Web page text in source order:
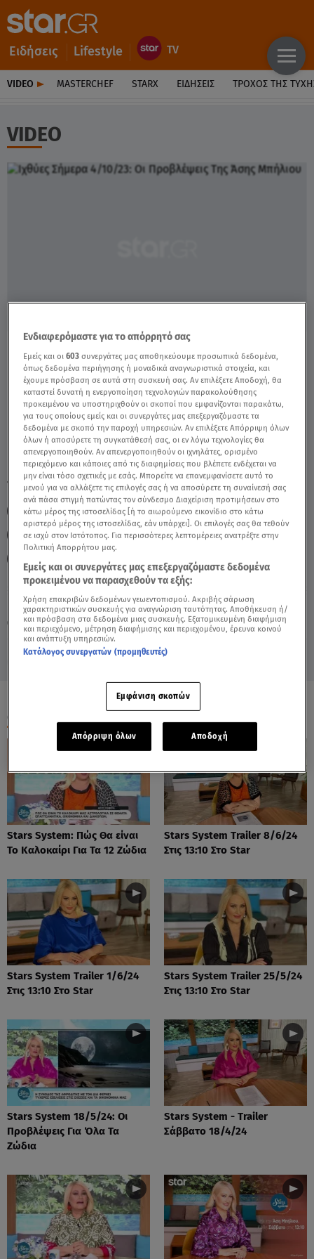
Ειδήσεις Lifestyle
VIDEO MASTERCHEF STARX ΕΙΔΉΣΕΙΣ ΤΡΟΧΌΣ ΤΗΣ
VIDEO
Παρασκευή 7 Αυγούστου 2026
04.10.23, 12:32 ΖΩΔΙΑ
Ιχθύες Σήμερα 4/10/23: Οι Προβλέψεις Της
Άσης Μπήλιου - Video
TAGS: ΙΧΘΥΣ ΙΧΘΥΕΣ ΖΩΔΙΑ ΖΩΔΙΑ ΣΗΜΕΡΑ
ΖΩΔΙΑ ΑΣΗ ΜΠΗΛΙΟΥ
ΑΣΗ ΜΠΗΛΙΟΥ
ΑΣΤΡΟΛΟΓΙΚΕΣ ΠΡΟΒΛΕΨΕΙΣ
ΗΜΕΡΗΣΙΕΣ ΠΡΟΒΛΕΨΕΙΣ
BREAKFAST@STAR
ΟΛΑ ΤΑ ΒΙΝΤΕΟ
Stars System: Πώς Θα είναι
Το Καλοκαίρι Για Τα 12 Ζώδια
Stars System Trailer 8/6/24
Στις 13:10 Στο Star
Stars System Trailer 1/6/24
Στις 13:10 Στο Star
Stars System Trailer 25/5/24
Στις 13:10 Στο Star
Stars System 18/5/24: Οι
Προβλέψεις Για Όλα Τα
Ζώδια
Stars System - Trailer
Σάββατο 18/4/24
Ενδιαφερόμαστε για το απόρρητό σας
Εμείς και οι603 συνεργάτες μας αποθηκεύουμε προσωπικά δεδομένα,
όπως δεδομένα περιήγησης ή μοναδικά αναγνωριστικά στοιχεία, και
έχουμε πρόσβαση σε αυτά στη συσκευή σας. Αν επιλέξετε Αποδοχή, θα
καταστεί δυνατή η ενεργοποίηση τεχνολογιών παρακολούθησης
προκειμένου να υποστηριχθούν οι σκοποί που εμφανίζονται παρακάτω,
για τους οποίους εμείς και οι συνεργάτες μας επεξεργαζόμαστε τα
δεδομένα με σκοπό την παροχή υπηρεσιών. Αν επιλέξετε Απόρριψη όλων
όλων ή αποσύρετε τη συγκατάθεσή σας, οι εν λόγω τεχνολογίες θα
απενεργοποιηθούν. Αν απενεργοποιηθούν οι ιχνηλάτες, ορισμένο
περιεχόμενο και κάποιες από τις διαφημίσεις που βλέπετε ενδέχεται να
μην είναι τόσο σχετικές με εσάς. Μπορείτε να επανεμφανίσετε αυτό το
μενού για να αλλάξετε τις επιλογές σας ή να αποσύρετε τη συναίνεσή σας
ανά πάσα στιγμή πατώντας τον σύνδεσμο Διαχείριση προτιμήσεων στο
κάτω μέρος της ιστοσελίδας [ή το αιωρούμενο εικονίδιο στο κάτω
αριστερό μέρος της ιστοσελίδας, εάν υπάρχει]. Οι επιλογές σας θα τεθούν
σε ισχύ στον Ιστότοπος. Για περισσότερες λεπτομέρειες ανατρέξτε στην
Πολιτική Απορρήτου μας.
Εμείς και οι συνεργάτες μας επεξεργαζόμαστε δεδομένα
προκειμένου να παρασχεθούν τα εξής:
Χρήση επακριβών δεδομένων γεωεντοπισμού. Ακριβής σάρωση
χαρακτηριστικών συσκευής για αναγνώριση ταυτότητας. Αποθήκευση ή/
και πρόσβαση στα δεδομένα μιας συσκευής. Εξατομικευμένη διαφήμιση
και περιεχόμενο, μέτρηση διαφήμισης και περιεχομένου, έρευνα κοινού
και ανάπτυξη υπηρεσιών.
Κατάλογος συνεργατών (προμηθευτές)
Εμφάνιση σκοπών
Απόρριψη όλων Αποδοχή